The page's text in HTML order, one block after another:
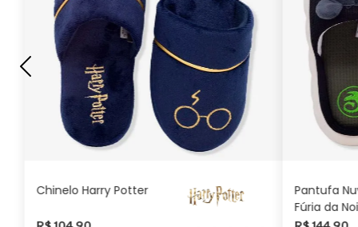
Chinelo Harry Potter
G GG M P
ADICIONAR AO
CARRINHO
Pantufa
Fúria da
Como